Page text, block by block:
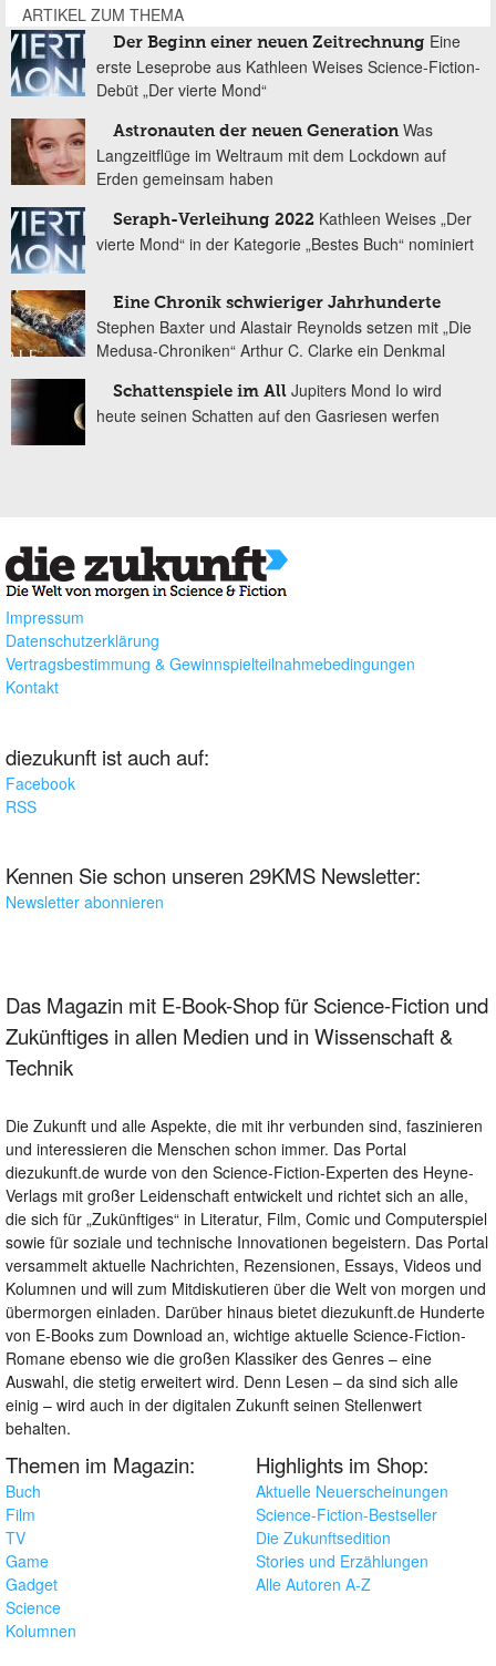
ARTIKEL ZUM THEMA
Der Beginn einer neuen Zeitrechnung Eine
erste Leseprobe aus Kathleen Weises Science-Fiction-
Debüt „Der vierte Mond“
Astronauten der neuen Generation Was
Langzeitflüge im Weltraum mit dem Lockdown auf
Erden gemeinsam haben
Seraph-Verleihung 2022 Kathleen Weises „Der
vierte Mond“ in der Kategorie „Bestes Buch“ nominiert
Eine Chronik schwieriger Jahrhunderte
Stephen Baxter und Alastair Reynolds setzen mit „Die
Medusa-Chroniken“ Arthur C. Clarke ein Denkmal
Schattenspiele im All Jupiters Mond Io wird
heute seinen Schatten auf den Gasriesen werfen
Impressum
Datenschutzerklärung
Vertragsbestimmung & Gewinnspielteilnahmebedingungen
Kontakt
diezukunft ist auch auf:
Facebook
RSS
Kennen Sie schon unseren 29KMS Newsletter:
Newsletter abonnieren
Das Magazin mit E-Book-Shop für Science-Fiction und
Zukünftiges in allen Medien und in Wissenschaft &
Technik
Die Zukunft und alle Aspekte, die mit ihr verbunden sind, faszinieren
und interessieren die Menschen schon immer. Das Portal
diezukunft.de wurde von den Science-Fiction-Experten des Heyne-
Verlags mit großer Leidenschaft entwickelt und richtet sich an alle,
die sich für „Zukünftiges“ in Literatur, Film, Comic und Computerspiel
sowie für soziale und technische Innovationen begeistern. Das Portal
versammelt aktuelle Nachrichten, Rezensionen, Essays, Videos und
Kolumnen und will zum Mitdiskutieren über die Welt von morgen und
übermorgen einladen. Darüber hinaus bietet diezukunft.de Hunderte
von E-Books zum Download an, wichtige aktuelle Science-Fiction-
Romane ebenso wie die großen Klassiker des Genres – eine
Auswahl, die stetig erweitert wird. Denn Lesen – da sind sich alle
einig – wird auch in der digitalen Zukunft seinen Stellenwert
behalten.
Themen im Magazin:
Buch
Film
TV
Game
Gadget
Science
Kolumnen
Highlights im Shop:
Aktuelle Neuerscheinungen
Science-Fiction-Bestseller
Die Zukunftsedition
Stories und Erzählungen
Alle Autoren A-Z